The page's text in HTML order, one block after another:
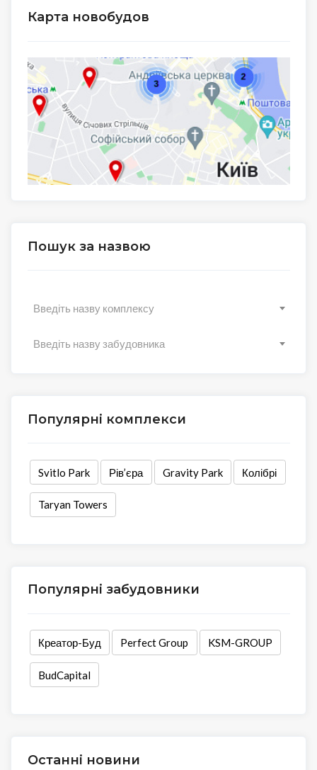
Карта новобудов
Пошук за назвою
Введіть назву комплексу
Введіть назву забудовника
Популярні комплекси
Svitlo Park Рів’єра Gravity Park Колібрі
Taryan Towers
Популярні забудовники
Креатор-Буд Perfect Group KSM-GROUP
BudCapital
Останні новини